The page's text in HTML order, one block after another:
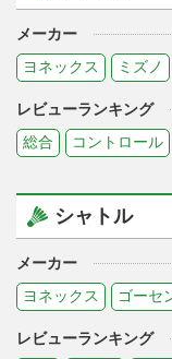
メーカー
ヨネックス
ミズノ
レビューランキング
総合
コントロール
シャトル
メーカー
ヨネックス
ゴーセ
レビューランキング